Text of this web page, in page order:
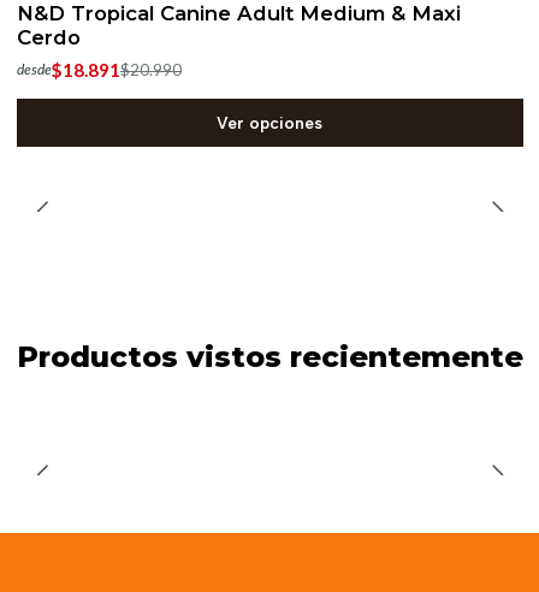
N&D Tropical Canine Adult Medium & Maxi
Cerdo
desde$18.891$20.990
Ver opciones
Productos vistos recientemente